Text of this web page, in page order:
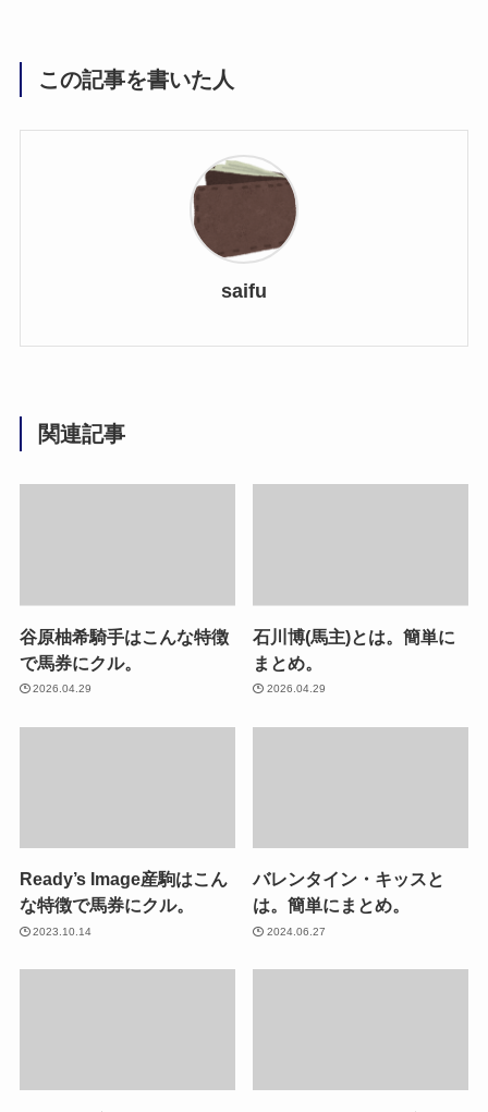
この記事を書いた人
saifu
関連記事
谷原柚希騎手はこんな特徴
で馬券にクル。
2026.04.29
石川博(馬主)とは。簡単に
まとめ。
2026.04.29
Ready’s Image産駒はこん
な特徴で馬券にクル。
2023.10.14
バレンタイン・キッスと
は。簡単にまとめ。
2024.06.27